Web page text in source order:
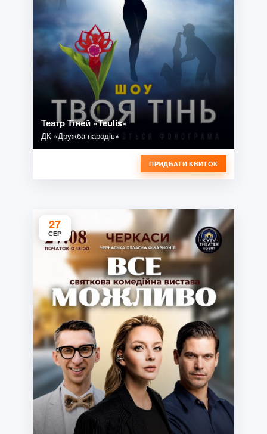
Театр Тіней «Teulis»
ДК «Дружба народів»
ПРИДБАТИ КВИТОК
27
СЕР